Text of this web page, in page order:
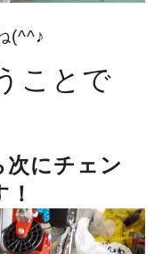
(^^♪
ことで
次にチェン